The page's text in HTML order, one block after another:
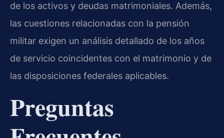
de los activos y deudas matrimoniales. Además,
las cuestiones relacionadas con la pensión
militar exigen un análisis detallado de los años
de servicio coincidentes con el matrimonio y de
las disposiciones federales aplicables.
Preguntas